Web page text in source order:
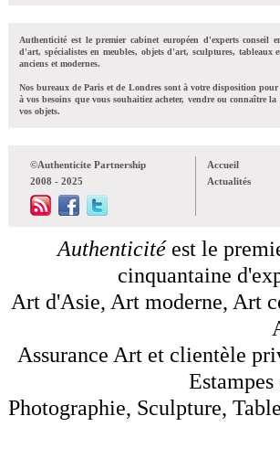
Authenticité est le premier cabinet européen d'experts conseil
d'art, spécialistes en meubles, objets d'art, sculptures, tableaux
anciens et modernes.
Nos bureaux de Paris et de Londres sont à votre disposition
à vos besoins que vous souhaitiez acheter, vendre ou connaître la
vos objets.
©Authenticite Partnership
2008 - 2025
Accueil
Actualités
Authenticitéest le
cinquantaine
Art d'Asie, Art moderne, Art
Assurance Art et clientèle
Photographie, Sculpture,